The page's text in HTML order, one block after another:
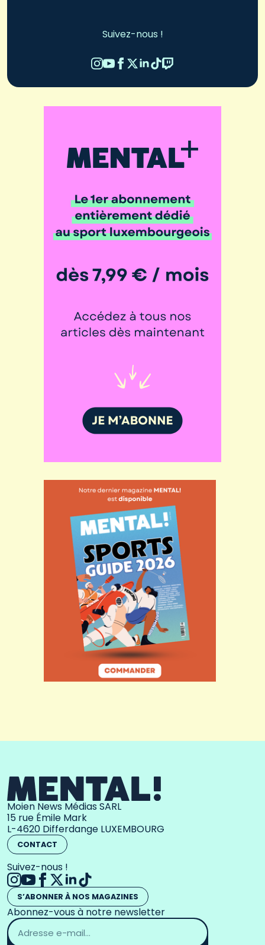
Suivez-nous !
Moien News Médias SARL
15 rue Émile Mark
L-4620 Differdange LUXEMBOURG
CONTACT
Suivez-nous !
S’ABONNER À NOS MAGAZINES
Abonnez-vous à notre newsletter
Adresse
email
*